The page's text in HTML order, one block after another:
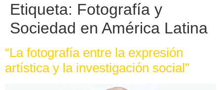
Etiqueta: Fotografía y
Sociedad en América Latina
“La fotografía entre la expresión
artística y la investigación social”